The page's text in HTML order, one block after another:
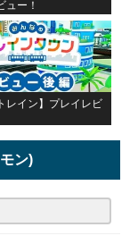
ュー！
レイン】プレイレビ
ン)